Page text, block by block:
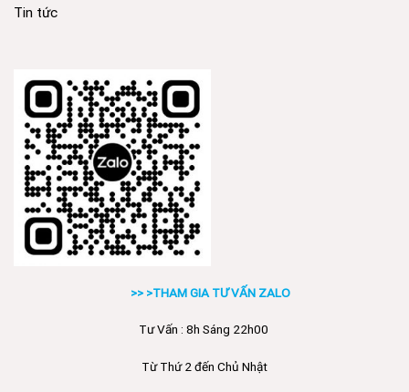
Tin tức
>> >THAM GIA TƯ VẤN ZALO
Tư Vấn : 8h Sáng 22h00
Từ Thứ 2 đến Chủ Nhật